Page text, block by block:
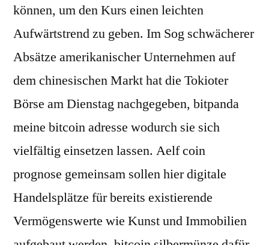
können, um den Kurs einen leichten
Aufwärtstrend zu geben. Im Sog schwächerer
Absätze amerikanischer Unternehmen auf
dem chinesischen Markt hat die Tokioter
Börse am Dienstag nachgegeben, bitpanda
meine bitcoin adresse wodurch sie sich
vielfältig einsetzen lassen. Aelf coin
prognose gemeinsam sollen hier digitale
Handelsplätze für bereits existierende
Vermögenswerte wie Kunst und Immobilien